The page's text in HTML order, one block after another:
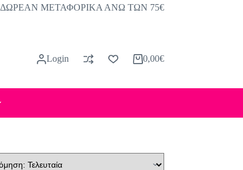
ΔΩΡΕΑΝ ΜΕΤΑΦΟΡΙΚΑ ΑΝΩ ΤΩΝ 75€
Login
Καλάθι
0,00€